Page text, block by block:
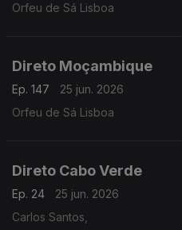
Orfeu de Sá Lisboa
Direto Moçambique
Ep. 147
25 jun. 2026
Orfeu de Sá Lisboa
Direto Cabo Verde
Ep. 24
25 jun. 2026
Carlos Santos,